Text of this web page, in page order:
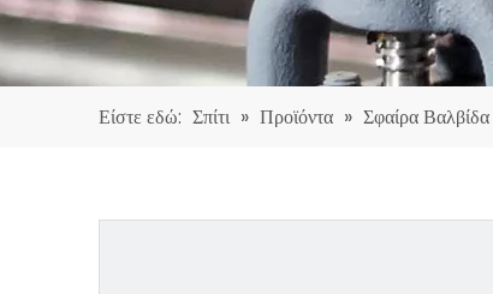
Είστε εδώ: Σπίτι » Προϊόντα » Σφαίρα Βαλβίδα